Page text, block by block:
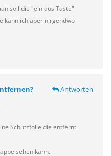
soll die "ein aus Taste"
kann ich aber nirgendwo
Antworten
Schutzfolie die entfernt
sehen kann.